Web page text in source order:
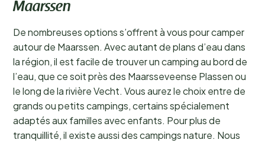
Maarssen
De nombreuses options s’offrent à vous pour camper
autour de Maarssen. Avec autant de plans d’eau dans
la région, il est facile de trouver un camping au bord de
l’eau, que ce soit près des Maarsseveense Plassen ou
le long de la rivière Vecht. Vous aurez le choix entre de
grands ou petits campings, certains spécialement
adaptés aux familles avec enfants. Pour plus de
tranquillité, il existe aussi des campings nature. Nous